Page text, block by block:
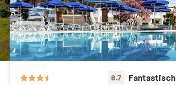
8.7 Fantastisch